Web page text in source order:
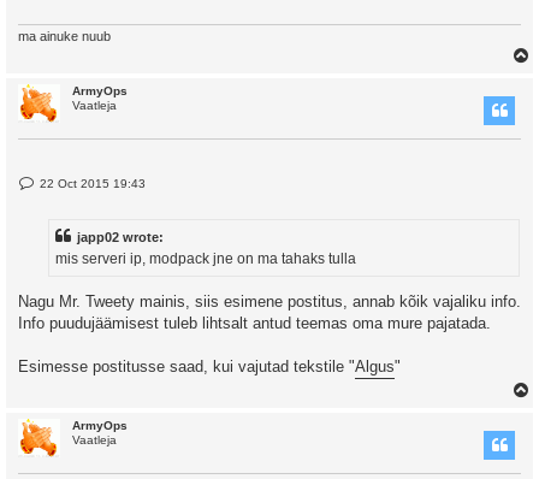
ma ainuke nuub
ArmyOps
Vaatleja
P22 Oct 2015 19:43
japp02 wrote:
mis serveri ip, modpack jne on ma tahaks tulla
Nagu Mr. Tweety mainis, siis esimene postitus, annab kõik vajaliku info.
Info puudujäämisest tuleb lihtsalt antud teemas oma mure pajatada.
Esimesse postitusse saad, kui vajutad tekstile "Algus"
ArmyOps
Vaatleja